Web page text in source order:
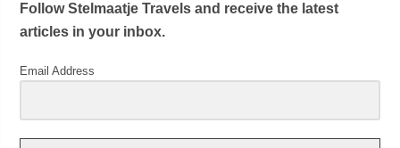
Follow Stelmaatje Travels and receive the latest
articles in your inbox.
Email Address